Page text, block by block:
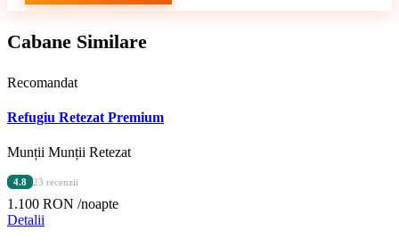
Cabane Similare
Recomandat
Refugiu Retezat Premium
Munții Munții Retezat
4.8 23 recenzii
1.100 RON /noapte
Detalii